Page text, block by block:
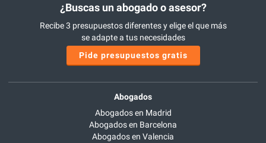
¿Buscas un abogado o asesor?
Recibe 3 presupuestos diferentes y elige el que más
se adapte a tus necesidades
Pide presupuestos gratis
Abogados
Abogados en Madrid
Abogados en Barcelona
Abogados en Valencia